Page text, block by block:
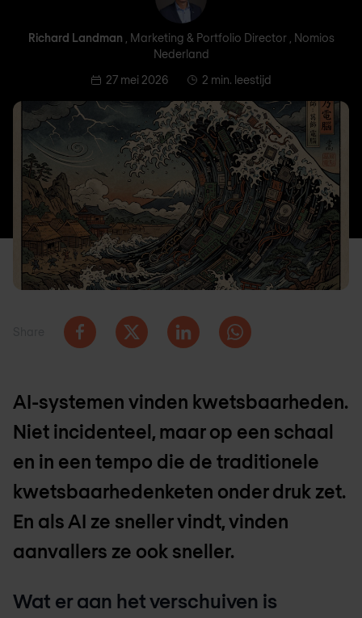
Richard Landman , Marketing & Portfolio Director , Nomios
Nederland
27 mei 2026
2 min. leestijd
AI-systemen vinden kwetsbaarheden.
Niet incidenteel, maar op een schaal
en in een tempo die de traditionele
kwetsbaarhedenketen onder druk zet.
En als AI ze sneller vindt, vinden
aanvallers ze ook sneller.
Wat er aan het verschuiven is